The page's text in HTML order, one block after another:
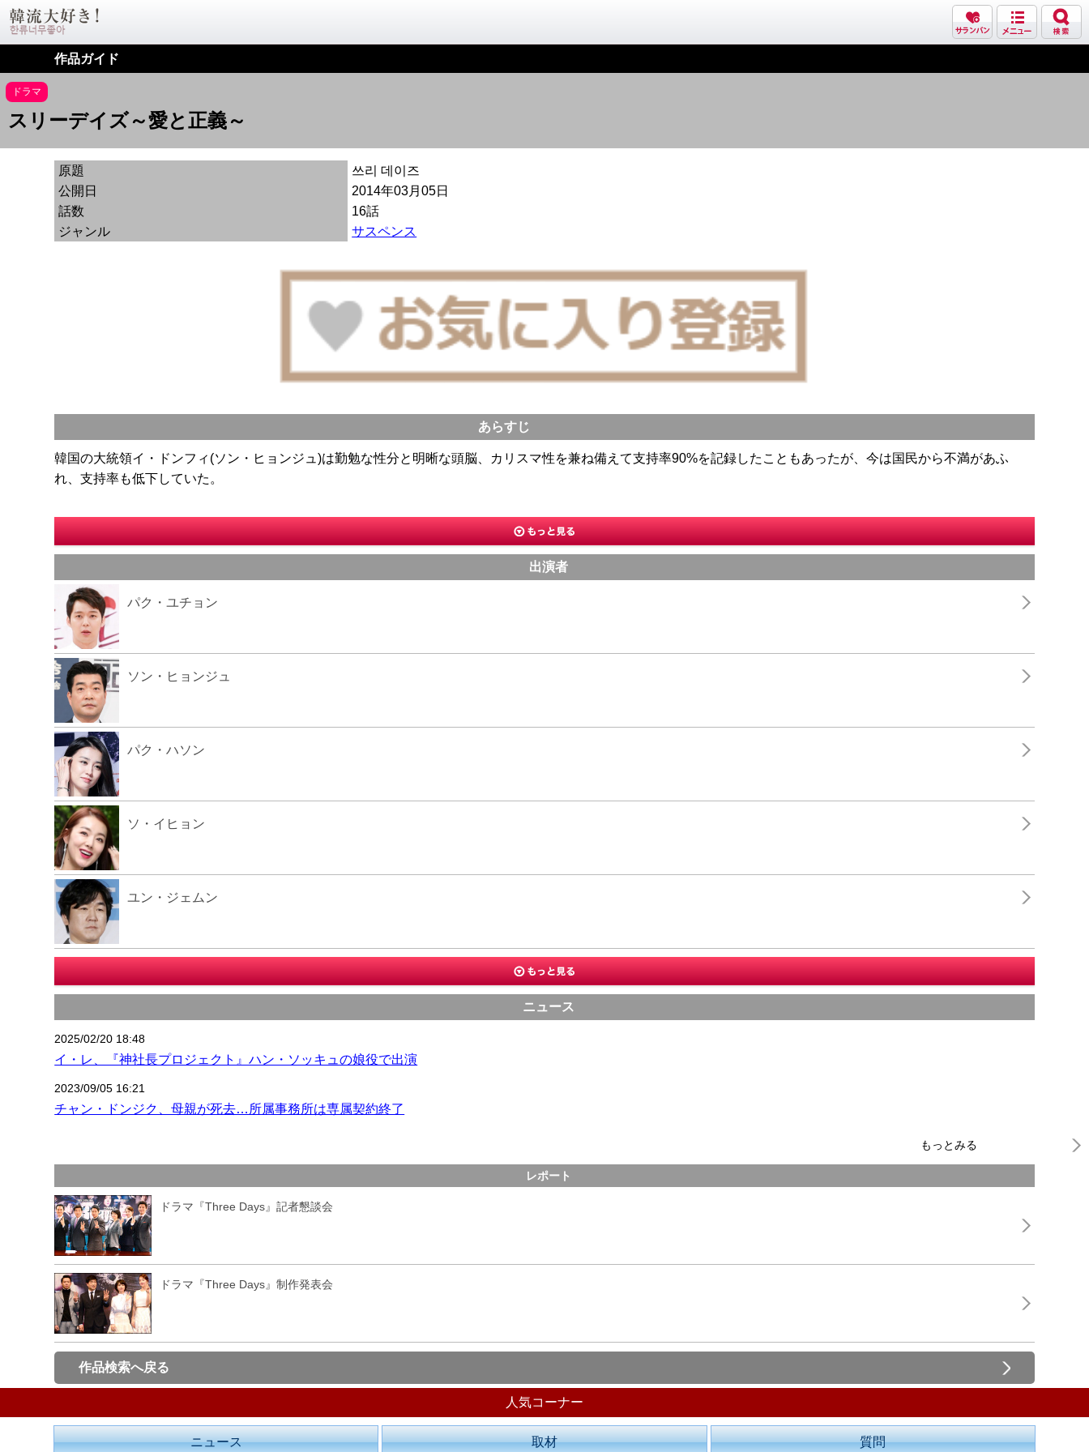
作品ガイド
ドラマ
スリーデイズ～愛と正義～
原題
쓰리 데이즈
公開日
2014年03月05日
話数
16話
ジャンル
サスペンス
あらすじ
韓国の大統領イ・ドンフィ(ソン・ヒョンジュ)は勤勉な性分と明晰な頭脳、カリスマ性を兼ね備えて支持率90%を記録したこともあったが、今は国民から不満があふ
れ、支持率も低下していた。
出演者
パク・ユチョン
ソン・ヒョンジュ
パク・ハソン
ソ・イヒョン
ユン・ジェムン
ニュース
2025/02/20 18:48
イ・レ、『神社長プロジェクト』ハン・ソッキュの娘役で出演
2023/09/05 16:21
チャン・ドンジク、母親が死去…所属事務所は専属契約終了
もっとみる
レポート
ドラマ『Three Days』記者懇談会
ドラマ『Three Days』制作発表会
作品検索へ戻る
人気コーナー
ニュース 取材 質問